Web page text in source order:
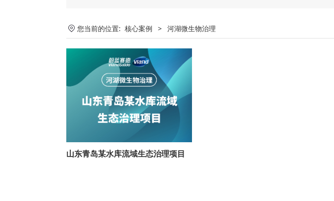
您当前的位置:核心案例 > 河湖微生物治理
山东青岛某水库流域生态治理项目